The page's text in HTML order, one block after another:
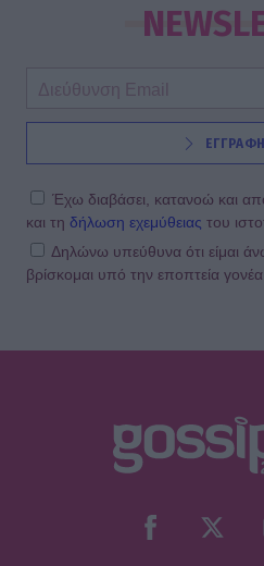
το πόσο γρήγορα περνά η
MEDIA
True Crime στο Netflix: Τα
συρροή δολοφόνους
MEDIA
Δημουλίδου:«Οι αναγνώστες
οι haters λογοτεχνικό
Έχω διαβάσει, κατανοώ και
και τη δήλωση εχεμύθειας του
Δηλώνω υπεύθυνα ότι είμαι
βρίσκομαι υπό την εποπτεία